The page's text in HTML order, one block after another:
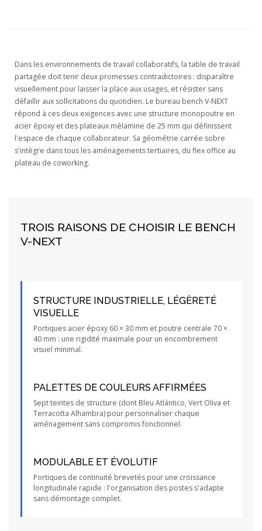
Dans les environnements de travail collaboratifs, la table de travail
partagée doit tenir deux promesses contradictoires : disparaître
visuellement pour laisser la place aux usages, et résister sans
défaillir aux sollicitations du quotidien. Le bureau bench V-NEXT
répond à ces deux exigences avec une structure monopoutre en
acier époxy et des plateaux mélamine de 25 mm qui définissent
l'espace de chaque collaborateur. Sa géométrie carrée sobre
s'intègre dans tous les aménagements tertiaires, du flex office au
plateau de coworking.
TROIS RAISONS DE CHOISIR LE BENCH
V-NEXT
STRUCTURE INDUSTRIELLE, LÉGÈRETÉ
VISUELLE
Portiques acier époxy 60 × 30 mm et poutre centrale 70 ×
40 mm : une rigidité maximale pour un encombrement
visuel minimal.
PALETTES DE COULEURS AFFIRMÉES
Sept teintes de structure (dont Bleu Atlántico, Vert Oliva et
Terracotta Alhambra) pour personnaliser chaque
aménagement sans compromis fonctionnel.
MODULABLE ET ÉVOLUTIF
Portiques de continuité brevetés pour une croissance
longitudinale rapide : l'organisation des postes s'adapte
sans démontage complet.